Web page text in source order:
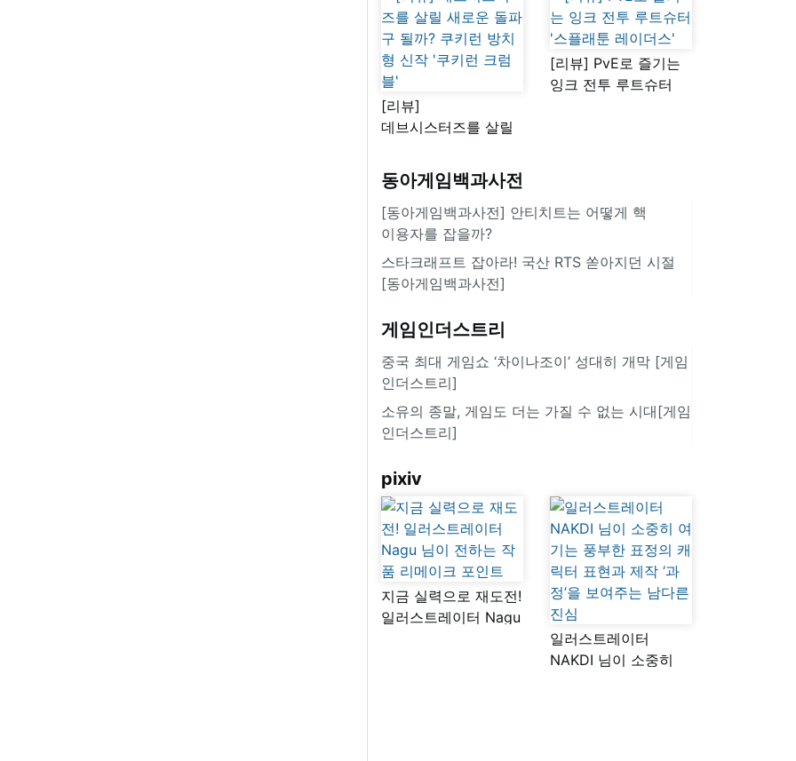
[리뷰]
데브시스터즈를 살릴
쿠키런 방치형 신작
'쿠키런 크럼블'
[리뷰] PvE로 즐기는
잉크 전투 루트슈터
동아게임백과사전
[동아게임백과사전] 안티치트는 어떻게 핵
이용자를 잡을까?
스타크래프트 잡아라! 국산 RTS 쏟아지던 시절
[동아게임백과사전]
게임인더스트리
중국 최대 게임쇼 ‘차이나조이’ 성대히 개막 [게임
인더스트리]
소유의 종말, 게임도 더는 가질 수 없는 시대[게임
인더스트리]
pixiv
지금 실력으로 재도전!
일러스트레이터 Nagu
일러스트레이터
NAKDI 님이 소중히